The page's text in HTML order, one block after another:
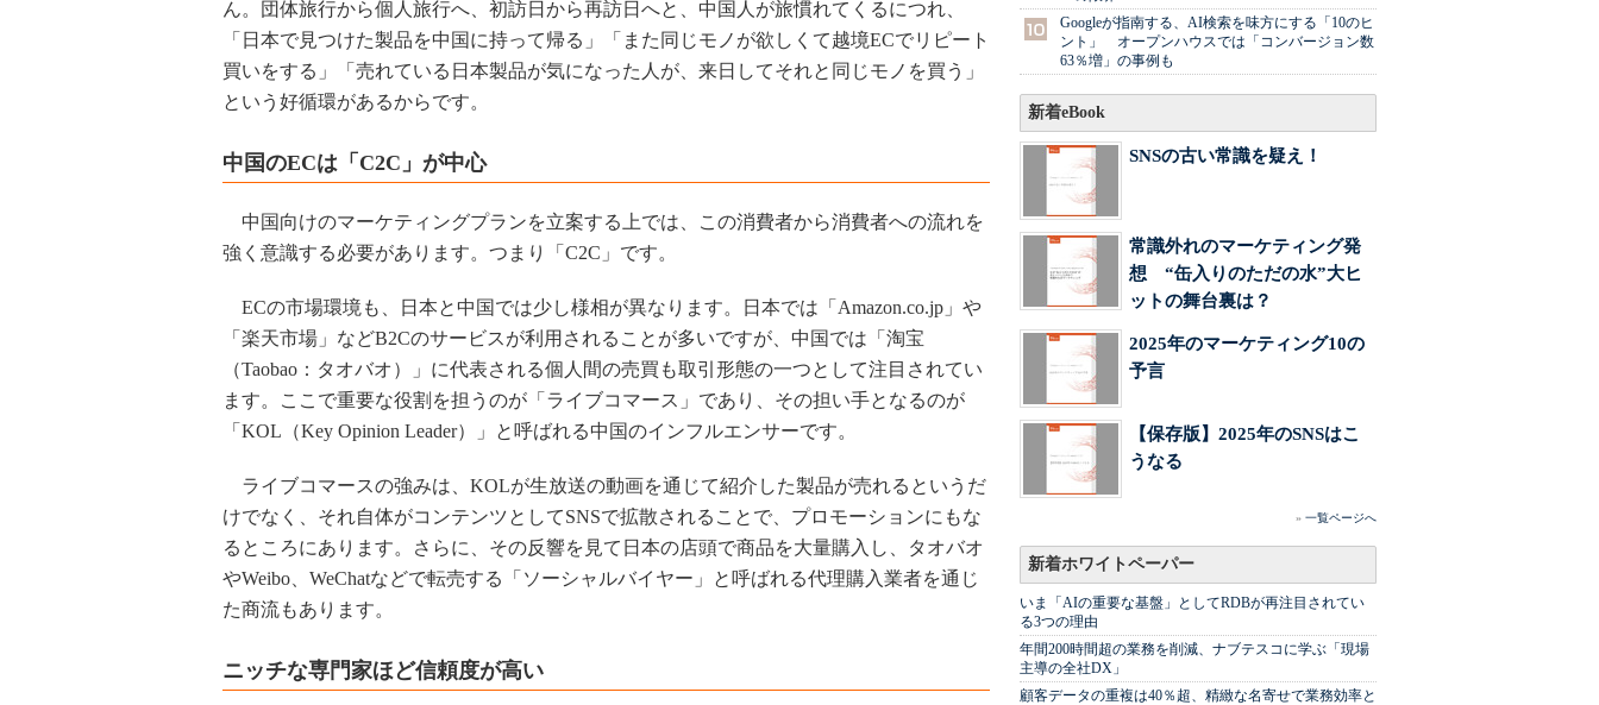
ん。団体旅行から個人旅行へ、初訪日から再訪日へと、中国人が旅慣れてくるにつれ、
「日本で見つけた製品を中国に持って帰る」「また同じモノが欲しくて越境ECでリピート
買いをする」「売れている日本製品が気になった人が、来日してそれと同じモノを買う」
という好循環があるからです。
中国のECは「C2C」が中心
中国向けのマーケティングプランを立案する上では、この消費者から消費者への流れを
強く意識する必要があります。つまり「C2C」です。
ECの市場環境も、日本と中国では少し様相が異なります。日本では「Amazon.co.jp」や
「楽天市場」などB2Cのサービスが利用されることが多いですが、中国では「淘宝
（Taobao：タオバオ）」に代表される個人間の売買も取引形態の一つとして注目されてい
ます。ここで重要な役割を担うのが「ライブコマース」であり、その担い手となるのが
「KOL（Key Opinion Leader）」と呼ばれる中国のインフルエンサーです。
ライブコマースの強みは、KOLが生放送の動画を通じて紹介した製品が売れるというだ
けでなく、それ自体がコンテンツとしてSNSで拡散されることで、プロモーションにもな
るところにあります。さらに、その反響を見て日本の店頭で商品を大量購入し、タオバオ
やWeibo、WeChatなどで転売する「ソーシャルバイヤー」と呼ばれる代理購入業者を通じ
た商流もあります。
ニッチな専門家ほど信頼度が高い
Googleが指南する、AI検索を味方にする「10のヒ
ント」 オープンハウスでは「コンバージョン数
63％増」の事例も
新着eBook
SNSの古い常識を疑え！
常識外れのマーケティング発
想 “缶入りのただの水”大ヒ
ットの舞台裏は？
2025年のマーケティング10の
予言
【保存版】2025年のSNSはこ
うなる
» 一覧ページへ
新着ホワイトペーパー
いま「AIの重要な基盤」としてRDBが再注目されてい
る3つの理由
年間200時間超の業務を削減、ナブテスコに学ぶ「現場
主導の全社DX」
顧客データの重複は40％超、精緻な名寄せで業務効率と